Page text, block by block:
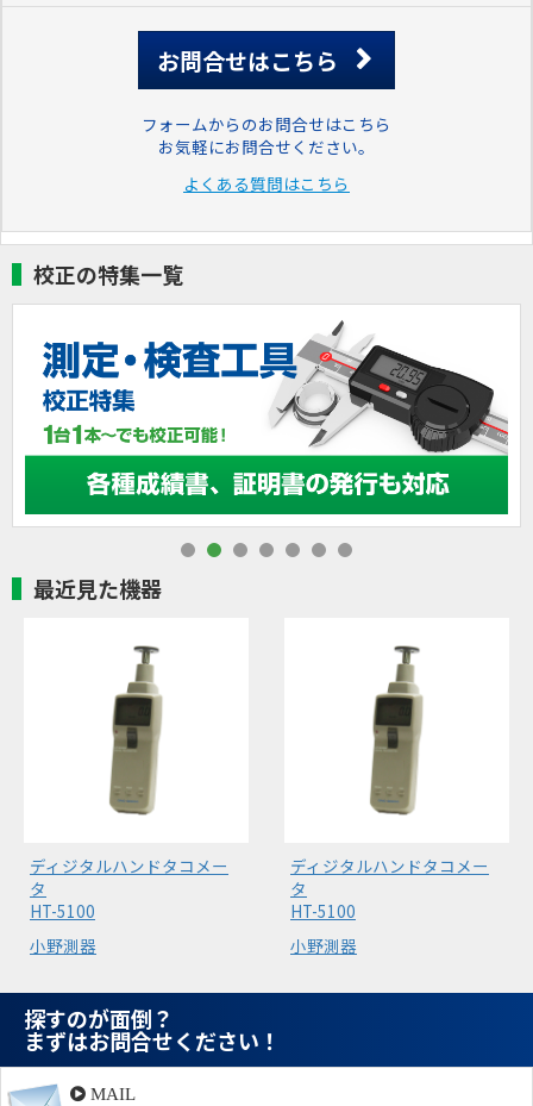
お問合せはこちら
フォームからのお問合せはこちら
お気軽にお問合せください。
よくある質問はこちら
校正の特集一覧
最近見た機器
ディジタルハンドタコメー
タ
HT-5100
小野測器
ディジタルハンドタコメー
タ
HT-5100
小野測器
探すのが面倒？
まずはお問合せください！
MAIL